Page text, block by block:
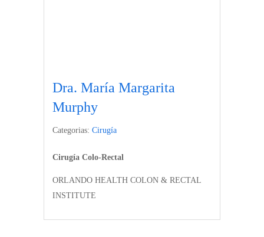
Dra. María Margarita
Murphy
Categorias: Cirugía
Cirugía Colo-Rectal
ORLANDO HEALTH COLON & RECTAL
INSTITUTE